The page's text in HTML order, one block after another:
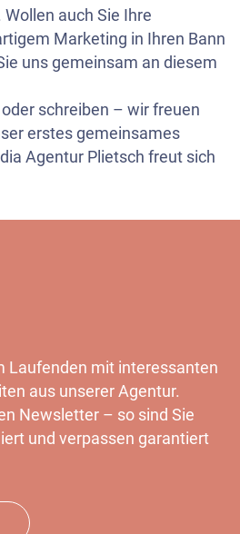
auch Sie Ihre
Marketing in Ihren Bann
uns gemeinsam an diesem
schreiben – wir freuen
erstes gemeinsames
Agentur Plietsch freut sich
Laufenden mit interessanten
aus unserer Agentur.
Newsletter – so sind Sie
und verpassen garantiert